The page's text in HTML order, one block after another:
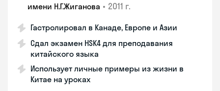
имени Н.Г.Жиганова • 2011 г.
Гастролировал в Канаде, Европе и Азии
Сдал экзамен HSK4 для преподавания
китайского языка
Использует личные примеры из жизни в
Китае на уроках